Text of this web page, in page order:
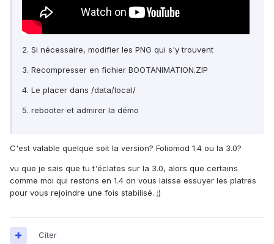
2. Si nécessaire, modifier les PNG qui s'y trouvent
3. Recompresser en fichier BOOTANIMATION.ZIP
4. Le placer dans /data/local/
5. rebooter et admirer la démo
C'est valable quelque soit la version? Foliomod 1.4 ou la 3.0?
vu que je sais que tu t'éclates sur la 3.0, alors que certains
comme moi qui restons en 1.4 on vous laisse essuyer les platres
pour vous rejoindre une fois stabilisé. ;)
Citer